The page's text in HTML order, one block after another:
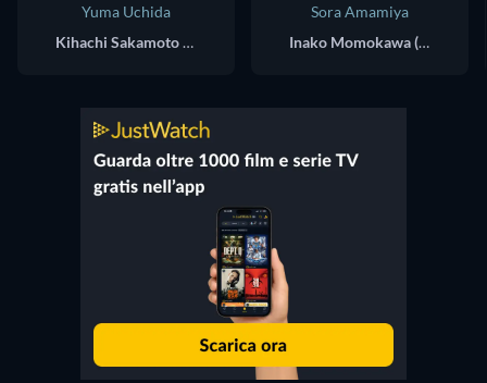
Yuma Uchida
Kihachi Sakamoto (voice)
Sora Amamiya
Inako Momokawa (voice)